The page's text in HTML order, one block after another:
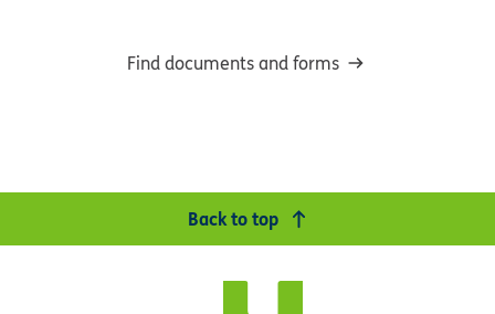
Find documents and forms
Back to top